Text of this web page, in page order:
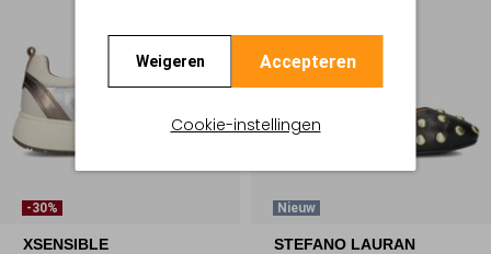
Weigeren Accepteren
Cookie-instellingen
-30%
XSENSIBLE
Nieuw
STEFANO LAURAN